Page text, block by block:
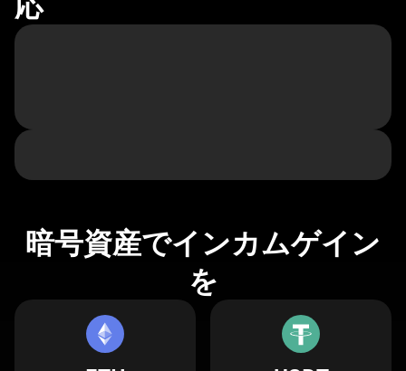
暗号資産でインカムゲイン
を